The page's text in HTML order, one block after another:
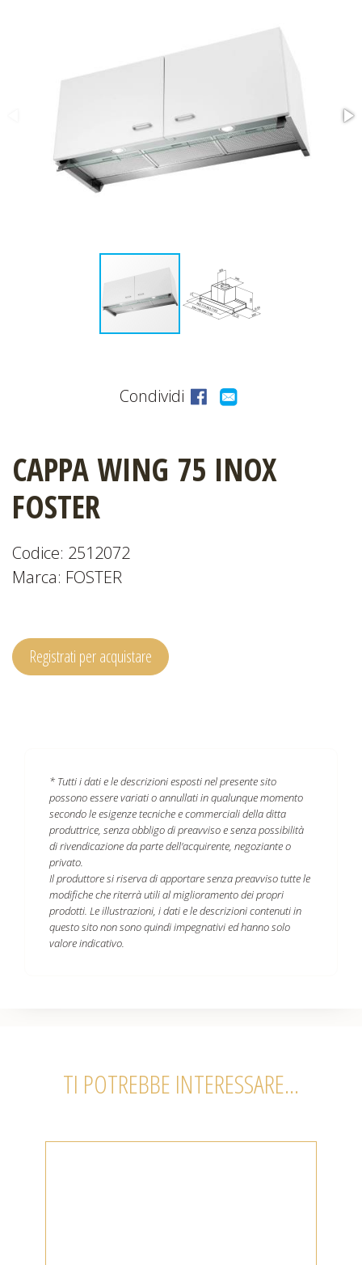
VENDITA
EVENTI
Condividi
CAPPA WING 75 INOX
FOSTER
Codice: 2512072
Marca: FOSTER
Registrati per acquistare
* Tutti i dati e le descrizioni esposti nel presente sito
possono essere variati o annullati in qualunque momento
secondo le esigenze tecniche e commerciali della ditta
produttrice, senza obbligo di preavviso e senza possibilità
di rivendicazione da parte dell'acquirente, negoziante o
privato.
Il produttore si riserva di apportare senza preavviso tutte le
modifiche che riterrà utili al miglioramento dei propri
prodotti. Le illustrazioni, i dati e le descrizioni contenuti in
questo sito non sono quindi impegnativi ed hanno solo
valore indicativo.
TI POTREBBE INTERESSARE...